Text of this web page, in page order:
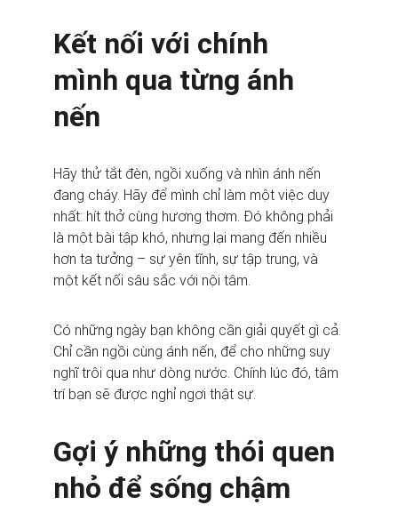
Kết nối với chính
mình qua từng ánh
nến
Hãy thử tắt đèn, ngồi xuống và nhìn ánh nến
đang cháy. Hãy để mình chỉ làm một việc duy
nhất: hít thở cùng hương thơm. Đó không phải
là một bài tập khó, nhưng lại mang đến nhiều
hơn ta tưởng – sự yên tĩnh, sự tập trung, và
một kết nối sâu sắc với nội tâm.
Có những ngày bạn không cần giải quyết gì cả.
Chỉ cần ngồi cùng ánh nến, để cho những suy
nghĩ trôi qua như dòng nước. Chính lúc đó, tâm
trí bạn sẽ được nghỉ ngơi thật sự.
Gợi ý những thói quen
nhỏ để sống chậm